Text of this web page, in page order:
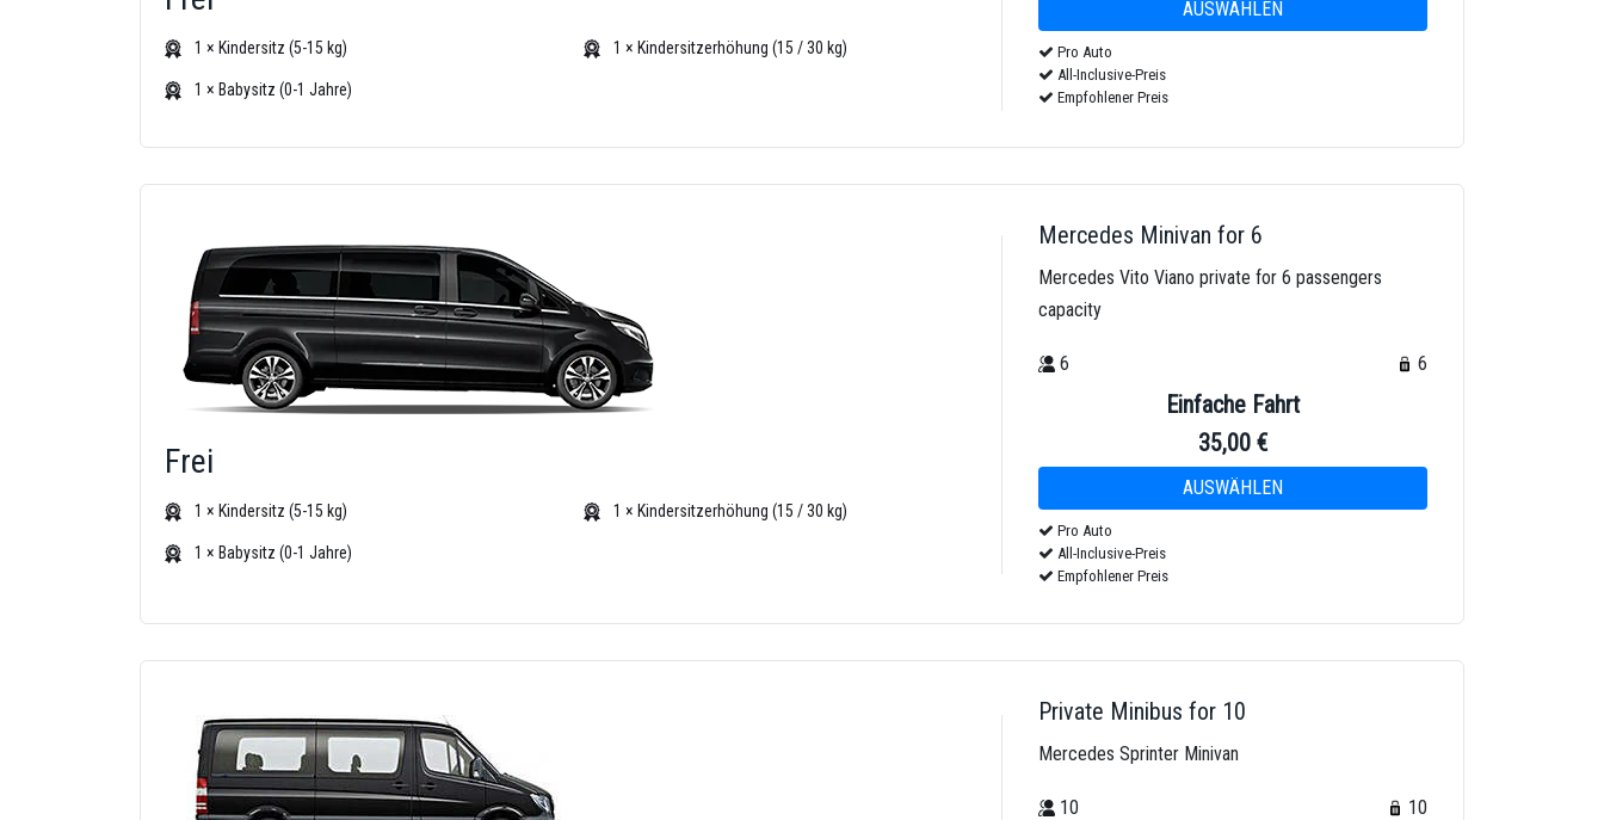
1 × Kindersitz (5-15 kg) 1 × Kindersitzerhöhung (15 / 30 kg)
1 × Babysitz (0-1 Jahre)
Pro Auto
All-Inclusive-Preis
Empfohlener Preis
Frei
1 × Kindersitz (5-15 kg) 1 × Kindersitzerhöhung (15 / 30 kg)
1 × Babysitz (0-1 Jahre)
Mercedes Minivan for 6
Mercedes Vito Viano private for 6 passengers
capacity
6 6
Einfache Fahrt
35,00 €
Pro Auto
All-Inclusive-Preis
Empfohlener Preis
Private Minibus for 10
Mercedes Sprinter Minivan
10 10